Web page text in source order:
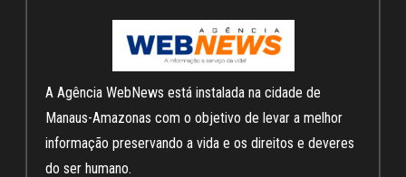
A Agência WebNews está instalada na cidade de
Manaus-Amazonas com o objetivo de levar a melhor
informação preservando a vida e os direitos e deveres
do ser humano.